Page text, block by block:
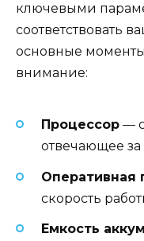
ключевыми
соответствовать
основные
внимание:
Процессор —
отвечающее
Оперативная
скорость
Емкость